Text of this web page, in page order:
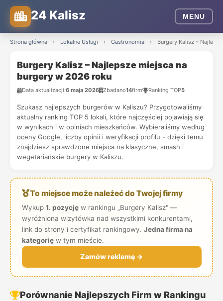
24 Kalisz MENU
Strona główna › Lokalne Usługi › Gastronomia › Burgery Kalisz –
Burgery Kalisz – Najlepsze miejsca na
burgery w 2026 roku
Data aktualizacji:6 maja 2026 Zbadano14firm Ranking TOP5
Szukasz najlepszych burgerów w Kaliszu? Przygotowaliśmy
aktualny ranking TOP 5 lokali, które najczęściej pojawiają się
w wynikach i w opiniach mieszkańców. Wybieraliśmy według
oceny Google, liczby opinii i weryfikacji profilu - dzięki temu
znajdziesz sprawdzone miejsca na klasyczne, smash i
wegetariańskie burgery w Kaliszu.
To miejsce może należeć do Twojej firmy
Wykup 1. pozycjęw rankingu „Burgery Kalisz" —
wyróżniona wizytówka nad wszystkimi konkurentami,
link do strony i certyfikat rankingowy. Jedna firma na
kategorięw tym mieście.
Zamów reklamę →
Porównanie Najlepszych Firm w Rankingu